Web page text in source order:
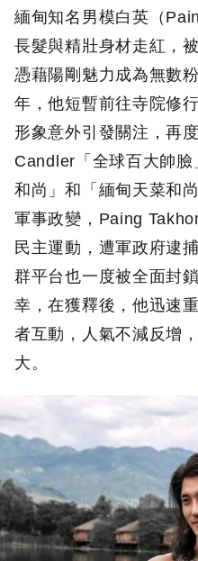
緬甸知名男模白英（
長髮與精壯身材走紅，
憑藉陽剛魅力成為無數
年，他短暫前往寺院修
形象意外引發關注，再
Candler「全球百大帥
和尚」和「緬甸天菜和
軍事政變，Paing
民主運動，遭軍政府逮
群平台也一度被全面封
幸，在獲釋後，他迅速
者互動，人氣不減反增
大。